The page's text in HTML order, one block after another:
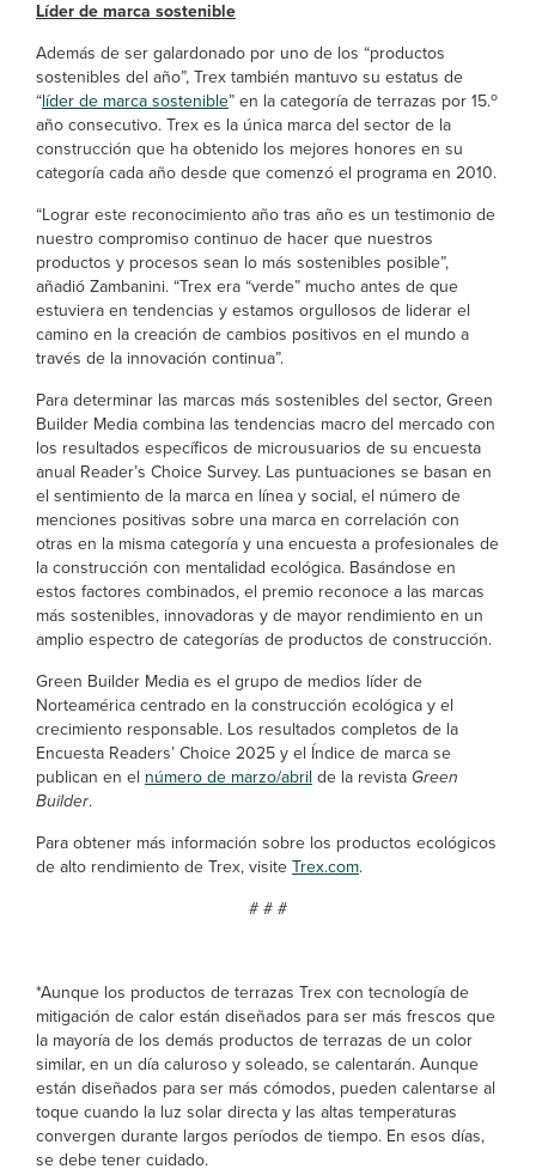
Líder de marca sostenible
Además de ser galardonado por uno de los “productos
sostenibles del año”, Trex también mantuvo su estatus de
“líder de marca sostenible” en la categoría de terrazas por 15.o
año consecutivo. Trex es la única marca del sector de la
construcción que ha obtenido los mejores honores en su
categoría cada año desde que comenzó el programa en 2010.
“Lograr este reconocimiento año tras año es un testimonio de
nuestro compromiso continuo de hacer que nuestros
productos y procesos sean lo más sostenibles posible”,
añadió Zambanini. “Trex era “verde” mucho antes de que
estuviera en tendencias y estamos orgullosos de liderar el
camino en la creación de cambios positivos en el mundo a
través de la innovación continua”.
Para determinar las marcas más sostenibles del sector, Green
Builder Media combina las tendencias macro del mercado con
los resultados específicos de microusuarios de su encuesta
anual Reader’s Choice Survey. Las puntuaciones se basan en
el sentimiento de la marca en línea y social, el número de
menciones positivas sobre una marca en correlación con
otras en la misma categoría y una encuesta a profesionales de
la construcción con mentalidad ecológica. Basándose en
estos factores combinados, el premio reconoce a las marcas
más sostenibles, innovadoras y de mayor rendimiento en un
amplio espectro de categorías de productos de construcción.
Green Builder Media es el grupo de medios líder de
Norteamérica centrado en la construcción ecológica y el
crecimiento responsable. Los resultados completos de la
Encuesta Readers’ Choice 2025 y el Índice de marca se
publican en el número de marzo/abrilde la revista Green
Builder.
Para obtener más información sobre los productos ecológicos
de alto rendimiento de Trex, visiteTrex.com.
# # #
*Aunque los productos de terrazas Trex con tecnología de
mitigación de calor están diseñados para ser más frescos que
la mayoría de los demás productos de terrazas de un color
similar, en un día caluroso y soleado, se calentarán. Aunque
están diseñados para ser más cómodos, pueden calentarse al
toque cuando la luz solar directa y las altas temperaturas
convergen durante largos períodos de tiempo. En esos días,
se debe tener cuidado.